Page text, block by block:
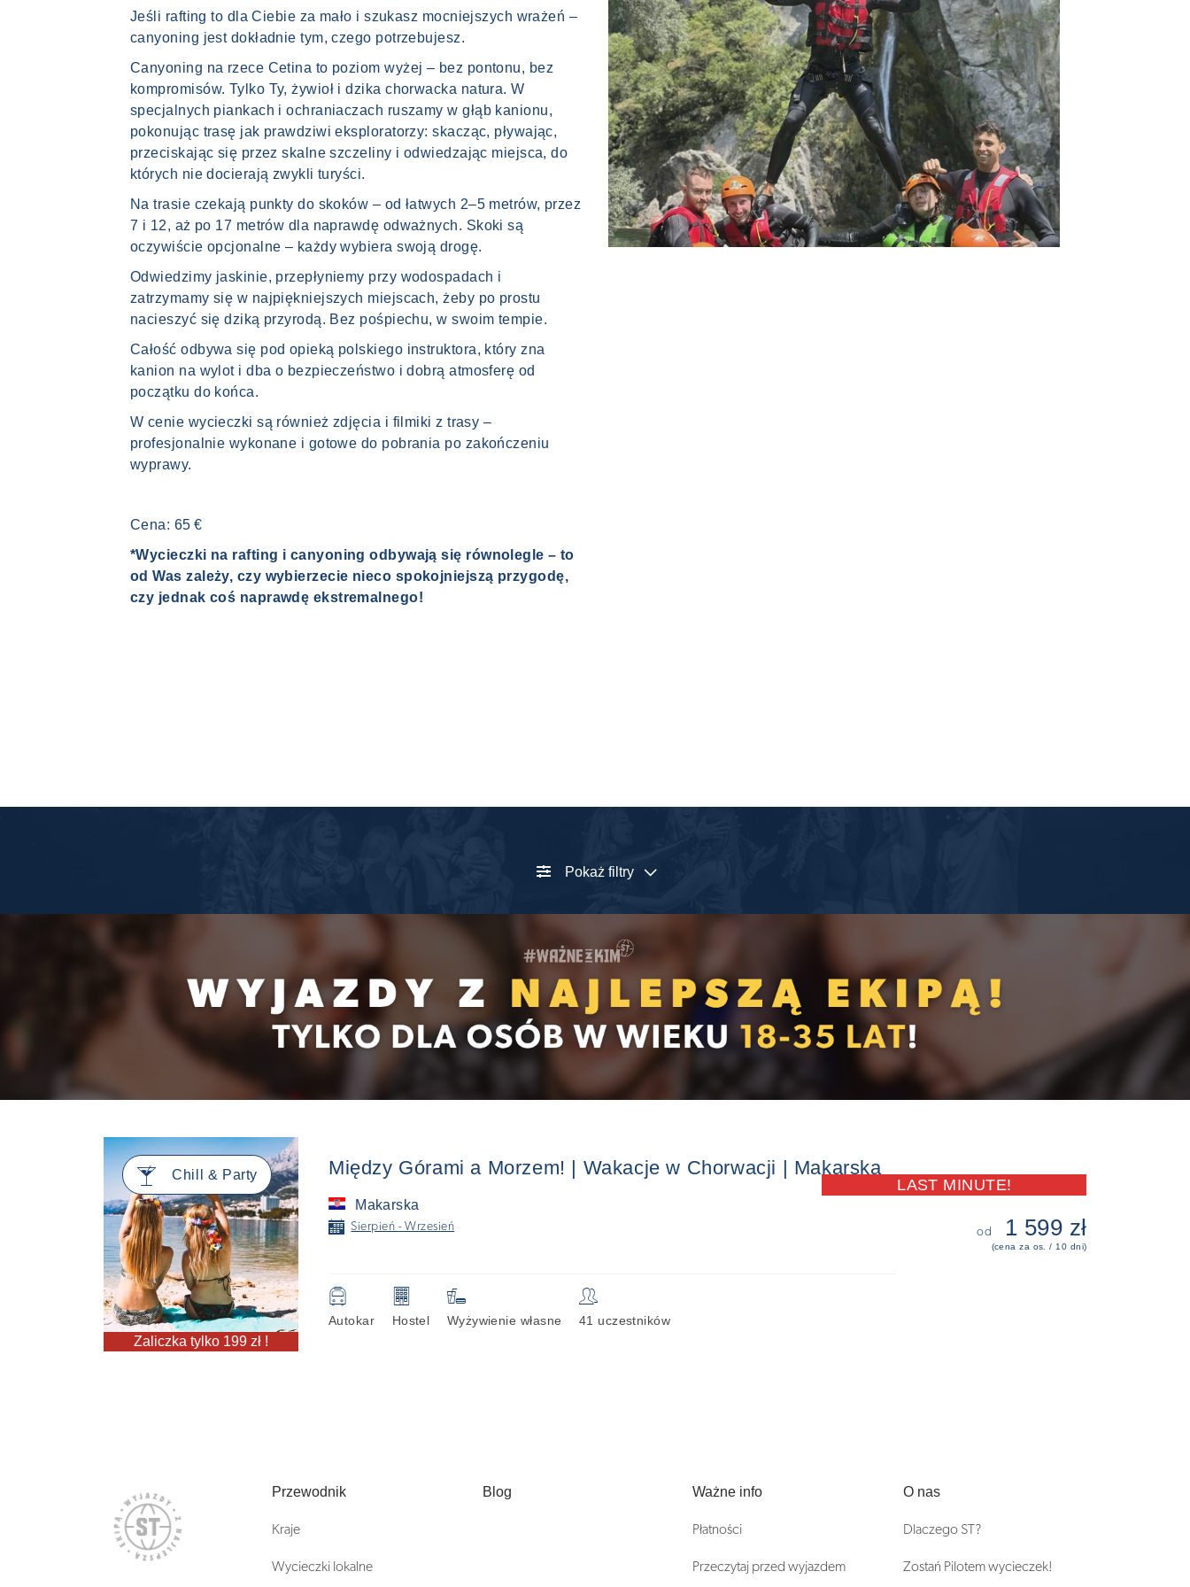
Jeśli rafting to dla Ciebie za mało i szukasz mocniejszych wrażeń –
canyoning jest dokładnie tym, czego potrzebujesz.
Canyoning na rzece Cetina to poziom wyżej – bez pontonu, bez
kompromisów. Tylko Ty, żywioł i dzika chorwacka natura. W
specjalnych piankach i ochraniaczach ruszamy w głąb kanionu,
pokonując trasę jak prawdziwi eksploratorzy: skacząc, pływając,
przeciskając się przez skalne szczeliny i odwiedzając miejsca, do
których nie docierają zwykli turyści.
Na trasie czekają punkty do skoków – od łatwych 2–5 metrów, przez
7 i 12, aż po 17 metrów dla naprawdę odważnych. Skoki są
oczywiście opcjonalne – każdy wybiera swoją drogę.
Odwiedzimy jaskinie, przepłyniemy przy wodospadach i
zatrzymamy się w najpiękniejszych miejscach, żeby po prostu
nacieszyć się dziką przyrodą. Bez pośpiechu, w swoim tempie.
Całość odbywa się pod opieką polskiego instruktora, który zna
kanion na wylot i dba o bezpieczeństwo i dobrą atmosferę od
początku do końca.
W cenie wycieczki są również zdjęcia i filmiki z trasy –
profesjonalnie wykonane i gotowe do pobrania po zakończeniu
wyprawy.
Cena: 65 €
*Wycieczki na rafting i canyoning odbywają się równolegle – to
od Was zależy, czy wybierzecie nieco spokojniejszą przygodę,
czy jednak coś naprawdę ekstremalnego!
Pokaż filtry
Zaliczka tylko 199 zł !
Chill & Party
🍸 Między Górami a Morzem! | Wakacje w Chorwacji | Makarska
Makarska
📅 Sierpień - Wrzesień
LAST MINUTE!
od 1 599 zł
(cena za os. / 10 dni)
🚍
Autokar
🏢
Hostel

Wyżywienie własne
👥
41 uczestników
Przewodnik
Kraje
Wycieczki lokalne
Blog Ważne info
Płatności
Przeczytaj przed wyjazdem
O nas
Dlaczego ST?
Zostań Pilotem wycieczek!